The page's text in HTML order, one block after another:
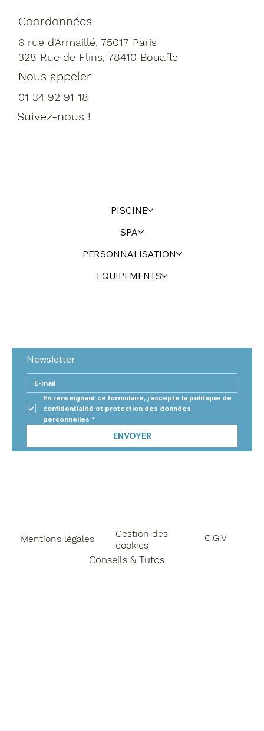
Coordonnées
6 rue d'Armaillé, 75017 Paris
328 Rue de Flins, 78410 Bouafle
Nous appeler
01 34 92 91 18
Suivez-nous !
PISCINE
SPA
PERSONNALISATION
EQUIPEMENTS
Newsletter
En renseignant ce formulaire, j'accepte la politique de
confidentialité et protection des données
personnelles *
ENVOYER
Mentions légales
Gestion des
cookies
C.G.V
Conseils & Tutos